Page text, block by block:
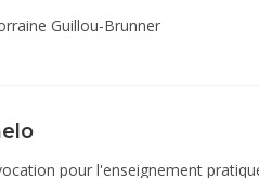
Guillou-Brunner
pour l'enseignement